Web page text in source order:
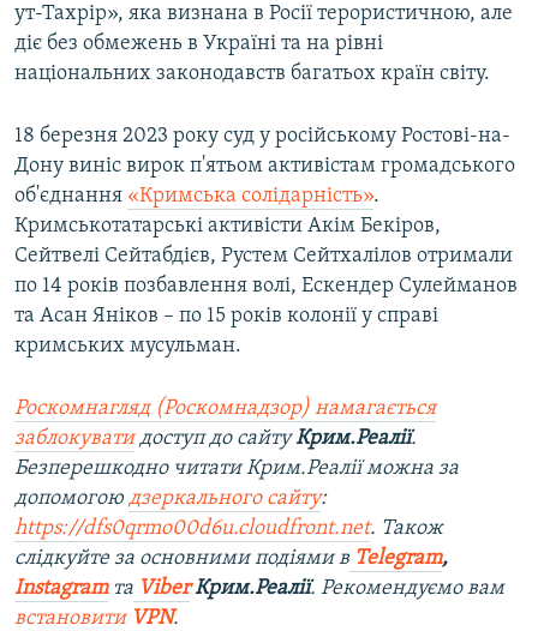
ут-Тахрір», яка визнана в Росії терористичною, але
діє без обмежень в Україні та на рівні
національних законодавств багатьох країн світу.
18 березня 2023 року суд у російському Ростові-на-
Дону виніс вирок п'ятьом активістам громадського
об'єднання «Кримська солідарність».
Кримськотатарські активісти Акім Бекіров,
Сейтвелі Сейтабдієв, Рустем Сейтхалілов отримали
по 14 років позбавлення волі, Ескендер Сулейманов
та Асан Яніков – по 15 років колонії у справі
кримських мусульман.
Роскомнагляд (Роскомнадзор) намагається
заблокуватидоступ до сайтуКрим.Реалії.
Безперешкодно читати Крим.Реалії можна за
допомогою дзеркального сайту:
https://dfs0qrmo00d6u.cloudfront.net. Також
слідкуйте за основними подіями в Telegram,
Instagramта ViberКрим.Реалії. Рекомендуємо вам
встановити VPN.